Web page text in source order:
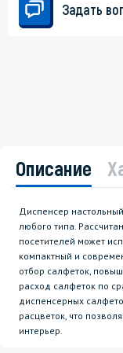
Задать
Описание
Диспенсер
любого типа.
посетителей может
компактный и
отбор салфеток,
расход салфеток по
диспенсерных
расцветок, что
интерьер.